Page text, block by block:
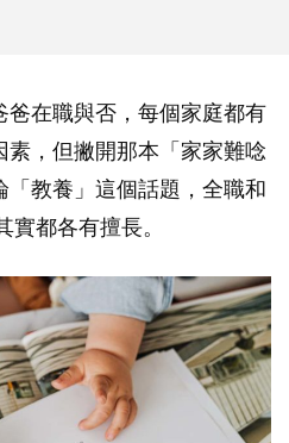
爸在職與否，每個家庭都有
素，但撇開那本「家家難唸
「教養」這個話題，全職和
實都各有擅長。